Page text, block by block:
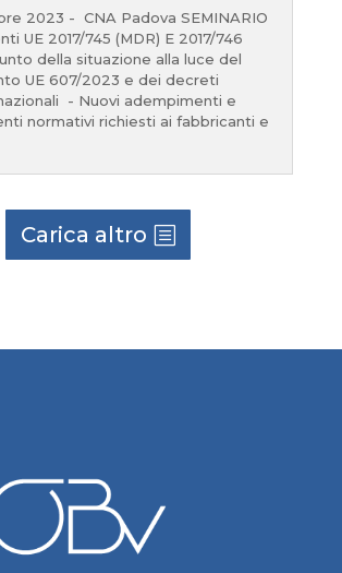
2023 - CNA Padova SEMINARIO
UE 2017/745 (MDR) E 2017/746
della situazione alla luce del
UE 607/2023 e dei decreti
- Nuovi adempimenti e
normativi richiesti ai fabbricanti e
Carica altro